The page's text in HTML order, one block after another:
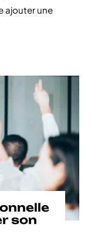
ajouter une
son